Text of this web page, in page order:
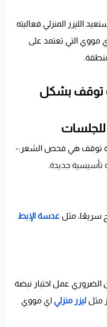
الليزر المنزلي فعاليته
مووي التي تعتمد على
توقف بشكل
توقف هي فحص الشعر:-
تأسيسية جديدة.
سريعًا، مثل عدسة الإبط
الضروري عمل اختبار نبضة
مثل ليزر منزلي اي مووي